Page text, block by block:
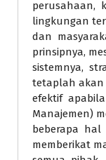
perusahaan,
lingkungan
dan
prinsipnya,
sistemnya,
tetaplah akan
efektif
Manajemen)
beberapa hal
memberikat